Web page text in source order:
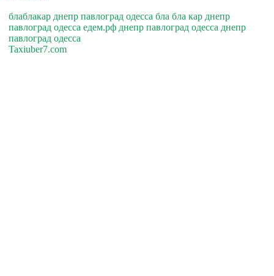
блаблакар днепр павлоград одесса бла бла кар днепр
павлоград одесса едем.рф днепр павлоград одесса днепр
павлоград одесса
Taxiuber7.com